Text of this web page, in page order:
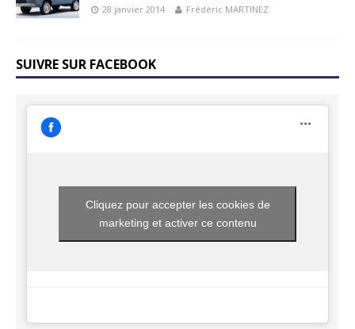
28 janvier 2014 Frédéric MARTINEZ
SUIVRE SUR FACEBOOK
Cliquez pour accepter les cookies de
marketing et activer ce contenu